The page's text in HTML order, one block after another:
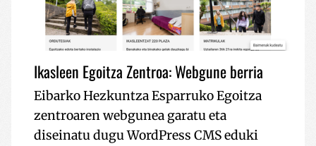
Ikasleen Egoitza Zentroa: Webgune berria
Eibarko Hezkuntza Esparruko Egoitza
zentroaren webgunea garatu eta
diseinatu dugu WordPress CMS eduki